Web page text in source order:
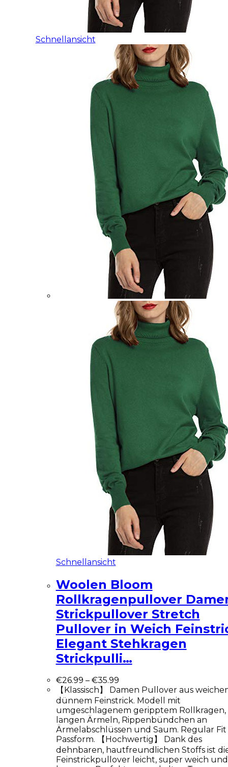
Schnellansicht
Schnellansicht
Woolen Bloom
Rollkragenpullover
Strickpullover Stretch
Pullover in Weich
Elegant Stehkragen
Strickpulli…
€26.99 – €35.99
【Klassisch】 Damen Pullover aus
dünnem Feinstrick. Modell mit
umgeschlagenem geripptem Rollkragen,
langen Ärmeln, Rippenbündchen an
Ärmelabschlüssen und Saum. Regular Fit
Passform. 【Hochwertig】 Dank des
dehnbaren, hautfreundlichen Stoffs ist
Feinstrickpullover leicht, super weich und